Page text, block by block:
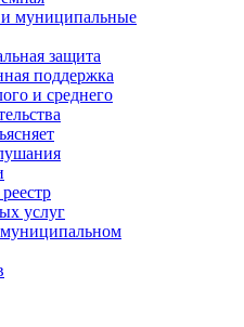
муниципальные
защита
поддержка
и среднего
услуг